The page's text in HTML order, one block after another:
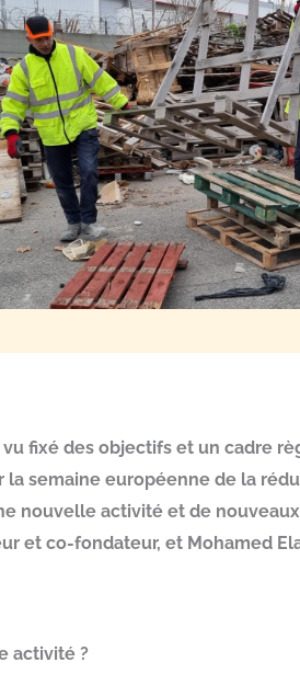
fixé des objectifs et un cadre
semaine européenne de la
nouvelle activité et de
et co-fondateur, et Mohamed
activité ?